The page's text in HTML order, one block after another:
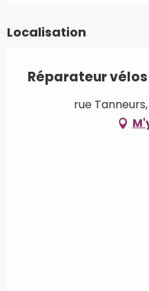
Localisation
Réparateur vélos
rue Tanneurs,